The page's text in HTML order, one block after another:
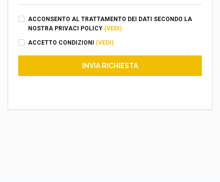
ACCONSENTO AL TRATTAMENTO DEI DATI SECONDO LA
NOSTRA PRIVACI POLICY (VEDI)
ACCETTO CONDIZIONI (VEDI)
INVIA RICHIESTA